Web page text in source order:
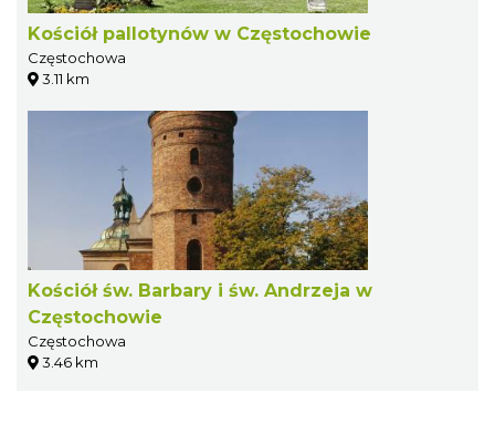
Kościół pallotynów w Częstochowie
Częstochowa
3.11 km
Kościół św. Barbary i św. Andrzeja w
Częstochowie
Częstochowa
3.46 km